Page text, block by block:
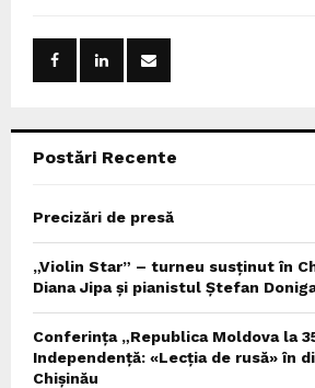
Postări Recente
Precizări de presă
„Violin Star” – turneu susținut în
Diana Jipa și pianistul Ștefan
Conferința „Republica Moldova la
Independență: «Lecția de rusă» în
Chișinău